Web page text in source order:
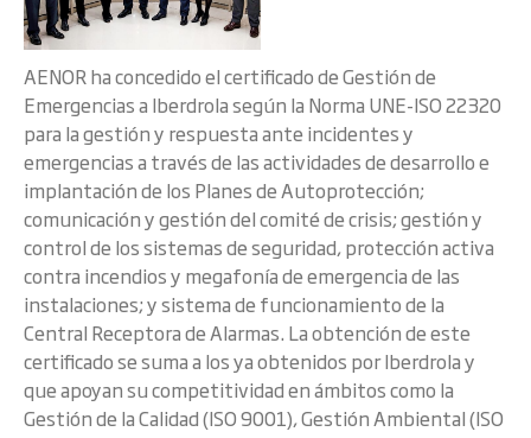
AENOR ha concedido el certificado de Gestión de
Emergencias a Iberdrola según la Norma UNE-ISO 22320
para la gestión y respuesta ante incidentes y
emergencias a través de las actividades de desarrollo e
implantación de los Planes de Autoprotección;
comunicación y gestión del comité de crisis; gestión y
control de los sistemas de seguridad, protección activa
contra incendios y megafonía de emergencia de las
instalaciones; y sistema de funcionamiento de la
Central Receptora de Alarmas. La obtención de este
certificado se suma a los ya obtenidos por Iberdrola y
que apoyan su competitividad en ámbitos como la
Gestión de la Calidad (ISO 9001), Gestión Ambiental (ISO